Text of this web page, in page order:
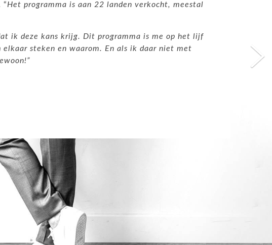
Het programma is aan 22 landen verkocht, meestal
ik deze kans krijg. Dit programma is me op het lijf
steken en waarom. En als ik daar niet met